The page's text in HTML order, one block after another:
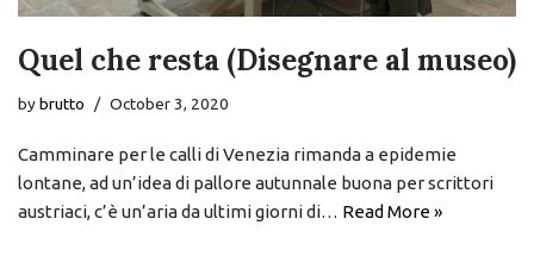
Quel che resta (Disegnare al museo)
bybrutto October 3, 2020
Camminare per le calli di Venezia rimanda a epidemie
lontane, ad un’idea di pallore autunnale buona per scrittori
austriaci, c’è un’aria da ultimi giorni di… Read More »